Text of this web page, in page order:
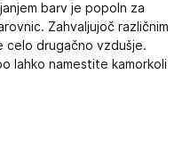
barv je popoln za
Zahvaljujoč različnim
celo drugačno vzdušje.
lahko namestite kamorkoli